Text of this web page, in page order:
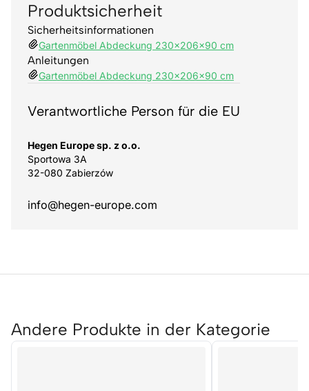
Produktsicherheit
Sicherheitsinformationen
Gartenmöbel Abdeckung 230x206x90 cm
Anleitungen
Gartenmöbel Abdeckung 230x206x90 cm
Verantwortliche Person für die EU
Hegen Europe sp. z o.o.
Sportowa 3A
32-080 Zabierzów
info@hegen-europe.com
Andere Produkte in der Kategorie